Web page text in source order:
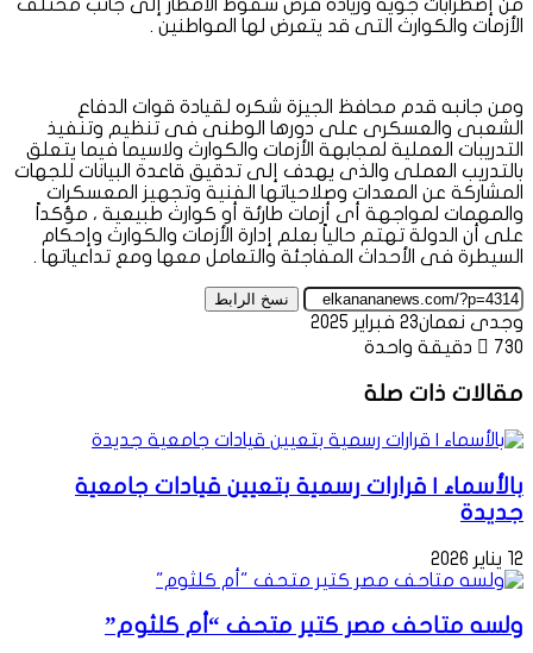
من إضطرابات جوية وزيادة فرص سقوط الأمطار إلى جانب مختلف
الأزمات والكوارث التى قد يتعرض لها المواطنين .
ومن جانبه قدم محافظ الجيزة شكره لقيادة قوات الدفاع
الشعبى والعسكرى على دورها الوطنى فى تنظيم وتنفيذ
التدريبات العملية لمجابهة الأزمات والكوارث ولاسيما فيما يتعلق
بالتدريب العملى والذى يهدف إلى تدقيق قاعدة البيانات للجهات
المشاركة عن المعدات وصلاحياتها الفنية وتجهيز المعسكرات
والمهمات لمواجهة أى أزمات طارئة أو كوارث طبيعية ، مؤكداً
على أن الدولة تهتم حالياً بعلم إدارة الأزمات والكوارث وإحكام
السيطرة فى الأحداث المفاجئة والتعامل معها ومع تداعياتها .
نسخ الرابط
وجدى نعمان23 فبراير 2025
730
دقيقة واحدة
مقالات ذات صلة
بالأسماء | قرارات رسمية بتعيين قيادات جامعية
جديدة
12 يناير 2026
ولسه متاحف مصر كتير متحف “أم كلثوم”